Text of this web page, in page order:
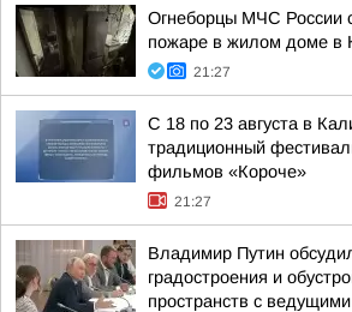
Огнеборцы МЧС России
пожаре в жилом доме в
21:27
С 18 по 23 августа в
традиционный
фильмов «Короче»
21:27
Владимир Путин
градостроения и
пространств с